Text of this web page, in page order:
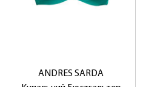
ANDRES SARDA